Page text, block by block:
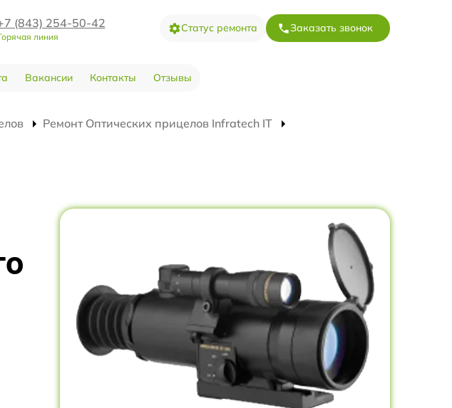
(843) 254-50-42
линия
Статус ремонта Заказать звонок
Вакансии Контакты Отзывы
Ремонт Оптических прицелов Infratech IT